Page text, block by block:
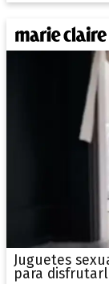
Juguetes
para